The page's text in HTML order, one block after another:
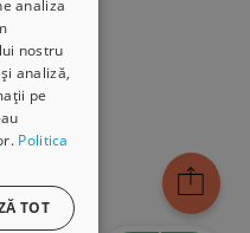
analiza
nostru
analiză,
pe
Politica
TOT